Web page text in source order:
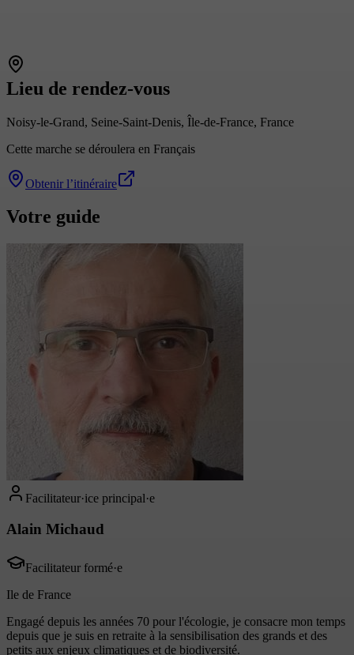
Lieu de rendez-vous
Noisy-le-Grand, Seine-Saint-Denis, Île-de-France, France
Cette marche se déroulera en Français
Obtenir l’itinéraire
Votre guide
Facilitateur·ice principal·e
Alain Michaud
Facilitateur formé·e
Ile de France
Engagé depuis les années 70 pour l'écologie, je consacre mon temps
depuis que je suis en retraite à la sensibilisation des grands et des
petits aux enjeux climatiques et de biodiversité.